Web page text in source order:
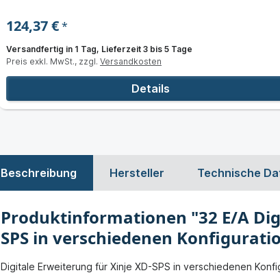
124,37 €*
Versandfertig in 1 Tag, Lieferzeit 3 bis 5 Tage
Preis exkl. MwSt., zzgl. Versandkosten
Details
Beschreibung Hersteller Technische
Produktinformationen "32 E/A
SPS in verschiedenen
Digitale Erweiterung für Xinje XD-SPS in verschiedenen